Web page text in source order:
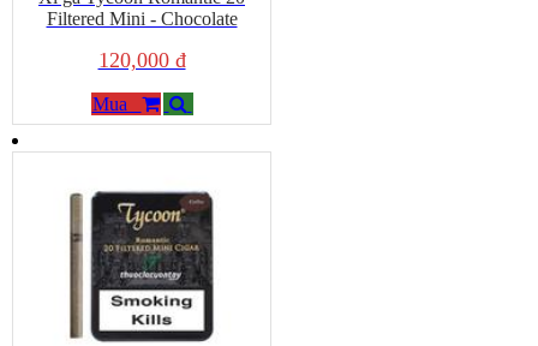
Filtered Mini - Chocolate
120,000 đ
Mua